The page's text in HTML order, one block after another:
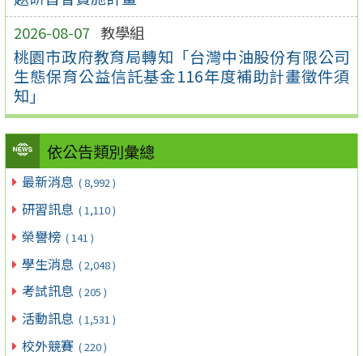
2026-08-07 教學組
桃園市政府教育局轉知「台灣中油股份有限公司
生態保育公益信託基金116年度補助計畫徵件須
知」
依公告類別彙總
最新消息 ( 8,992 )
研習訊息 ( 1,110 )
榮譽榜 ( 141 )
學生消息 ( 2,048 )
考試訊息 ( 205 )
活動訊息 ( 1,531 )
校外競賽 ( 220 )